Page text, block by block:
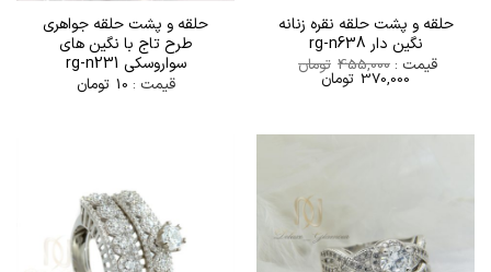
حلقه و پشت حلقه نقره زنانه
نگین دار rg-n638
قیمت : 455,000 تومان
370,000 تومان
حلقه و پشت حلقه جواهری
طرح تاج با نگین های
سواروسکی rg-n231
قیمت : 10 تومان